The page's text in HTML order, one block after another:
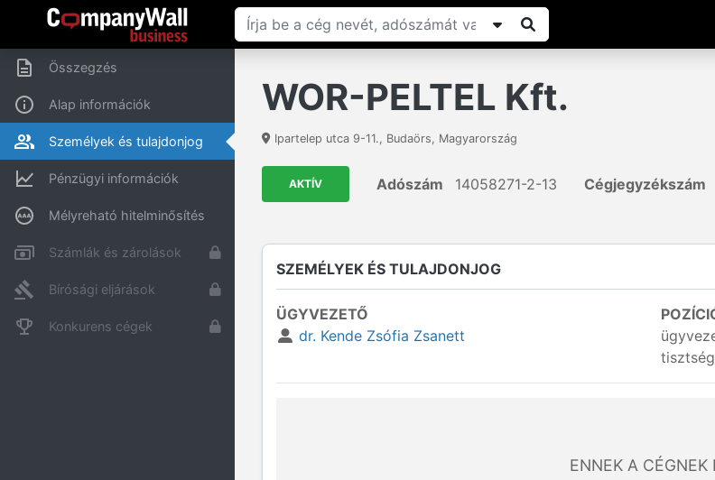
Összegzés
Alap információk
Személyek és tulajdonjog
Pénzügyi információk
Mélyreható hitelminősítés
Számlák és zárolások
Bírósági eljárások
Konkurens cégek
WOR-PELTEL Kft.
Ipartelep utca 9-11., Budaörs, Magyarország
AKTÍV Adószám 14058271-2-13 Cégjegyzékszám
SZEMÉLYEK ÉS TULAJDONJOG
ÜGYVEZETŐ
dr. Kende Zsófia Zsanett
ENNEK A